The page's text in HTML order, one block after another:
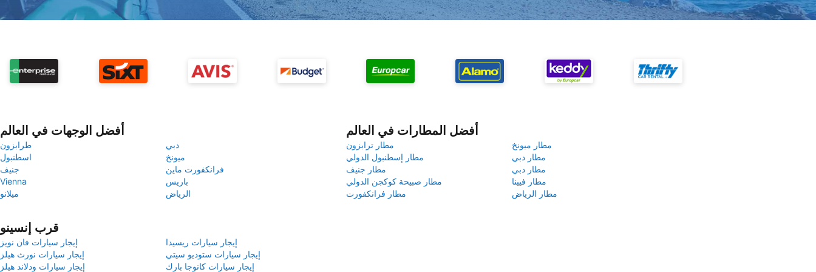
أفضل الوجهات في العالم
طرابزون
دبي
اسطنبول
ميونخ
جنيف
فرانكفورت ماين
Vienna
باريس
ميلانو
الرياض
أفضل المطارات في العالم
مطار ترابزون
مطار ميونخ
مطار إسطنبول الدولي
مطار دبي
مطار جنيف
مطار دبي
مطار صبيحة كوكجن الدولي
مطار فيينا
مطار فرانكفورت
مطار الرياض
قرب إنسينو
إيجار سيارات فان نويز
إيجار سيارات ريسيدا
إيجار سيارات نورث هيلز
إيجار سيارات ستوديو سيتي
إيجار سيارات ودلاند هيلز
إيجار سيارات كانوجا بارك